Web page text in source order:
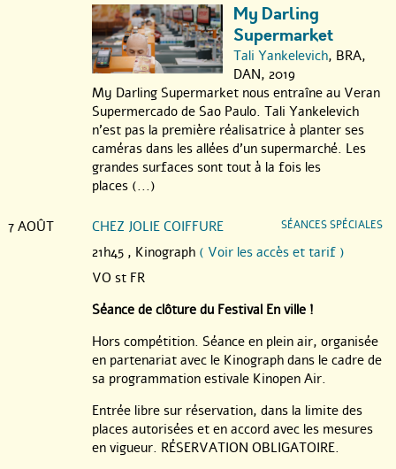
My Darling
Supermarket
Tali Yankelevich, BRA,
DAN, 2019
My Darling Supermarket nous entraîne au Veran
Supermercado de Sao Paulo. Tali Yankelevich
n’est pas la première réalisatrice à planter ses
caméras dans les allées d’un supermarché. Les
grandes surfaces sont tout à la fois les
places (...)
7 AOÛT CHEZ JOLIE COIFFURE SÉANCES SPÉCIALES
21h45 , Kinograph ( Voir les accès et tarif )
VO st FR
Séance de clôture du Festival En ville !
Hors compétition. Séance en plein air, organisée
en partenariat avec le Kinograph dans le cadre de
sa programmation estivale Kinopen Air.
Entrée libre sur réservation, dans la limite des
places autorisées et en accord avec les mesures
en vigueur. RÉSERVATION OBLIGATOIRE.